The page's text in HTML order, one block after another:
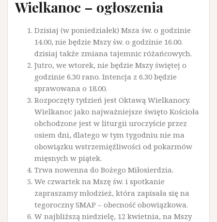
Wielkanoc – ogłoszenia
Dzisiaj (w poniedziałek) Msza św. o godzinie
14.00, nie będzie Mszy św. o godzinie 16.00.
dzisiaj także zmiana tajemnic różańcowych.
Jutro, we wtorek, nie będzie Mszy świętej o
godzinie 6.30 rano. Intencja z 6.30 będzie
sprawowana o 18.00.
Rozpoczęty tydzień jest Oktawą Wielkanocy.
Wielkanoc jako najważniejsze święto Kościoła
obchodzone jest w liturgii uroczyście przez
osiem dni, dlatego w tym tygodniu nie ma
obowiązku wstrzemięźliwości od pokarmów
mięsnych w piątek.
Trwa nowenna do Bożego Miłosierdzia.
We czwartek na Mszę św. i spotkanie
zapraszamy młodzież, która zapisała się na
tegoroczny SMAP – obecność obowiązkowa.
W najbliższą niedzielę, 12 kwietnia, na Mszy